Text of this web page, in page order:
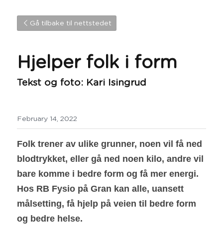
Gå tilbake til nettstedet
Hjelper folk i form
Tekst og foto: Kari Isingrud
February 14, 2022
Folk trener av ulike grunner, noen vil få ned
blodtrykket, eller gå ned noen kilo, andre vil
bare komme i bedre form og få mer energi.
Hos RB Fysio på Gran kan alle, uansett
målsetting, få hjelp på veien til bedre form
og bedre helse.